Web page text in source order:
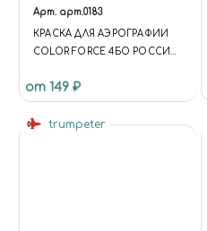
Арт. арт.0183
КРАСКА ДЛЯ АЭРОГРАФИИ
COLOR FORCE 4БО РОССИЯ
от 149 ₽
trumpeter